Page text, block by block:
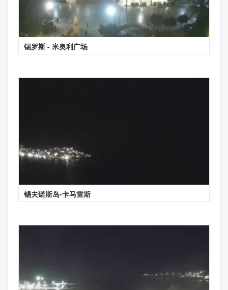
锡罗斯 - 米奥利广场
锡夫诺斯岛-卡马雷斯